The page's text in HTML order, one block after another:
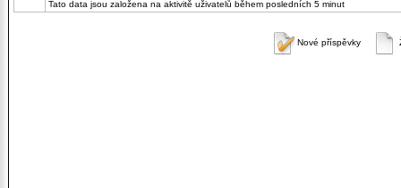
Tato data jsou založena na aktivitě uživatelů během posledních 5 minut
Nové příspěvky